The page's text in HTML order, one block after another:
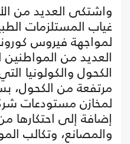
واشتكى العديد من
غياب المستلزمات
لمواجهة فيروس
العديد من
الكحول والكولونيا
مرتفعة من الكحول،
لمخازن مستودعات
إضافة إلى احتكارها
والمصانع، وتكالب